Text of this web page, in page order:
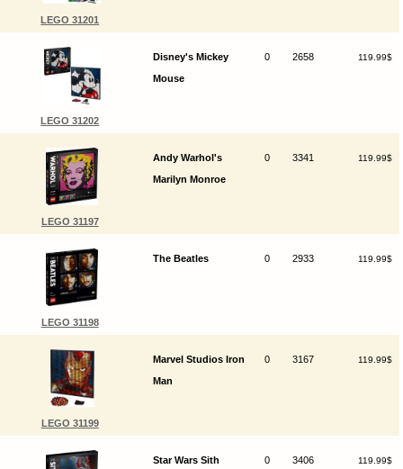
LEGO 31201
LEGO 31202
Disney's Mickey
Mouse
0 2658 119.99$
LEGO 31197
Andy Warhol's
Marilyn Monroe
0 3341 119.99$
LEGO 31198
The Beatles 0 2933 119.99$
LEGO 31199
Marvel Studios Iron
Man
0 3167 119.99$
Star Wars Sith 0 3406 119.99$